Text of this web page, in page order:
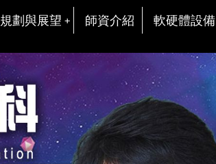
規劃與展望 師資介紹 軟硬體設備